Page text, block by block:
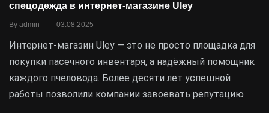
спецодежда в интернет-магазине Uley
By admin . 03.08.2025
Интернет-магазин Uley — это не просто площадка для
покупки пасечного инвентаря, а надёжный помощник
каждого пчеловода. Более десяти лет успешной
работы позволили компании завоевать репутацию